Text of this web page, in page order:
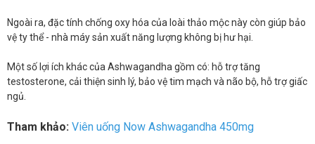
Ngoài ra, đặc tính chống oxy hóa của loài thảo mộc này còn giúp bảo
vệ ty thể - nhà máy sản xuất năng lượng không bị hư hại.
Một số lợi ích khác của Ashwagandha gồm có: hỗ trợ tăng
testosterone, cải thiện sinh lý, bảo vệ tim mạch và não bộ, hỗ trợ giấc
ngủ.
Tham khảo: Viên uống Now Ashwagandha 450mg